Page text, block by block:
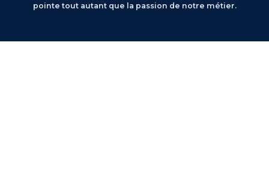
pointe tout autant que la passion de notre métier.